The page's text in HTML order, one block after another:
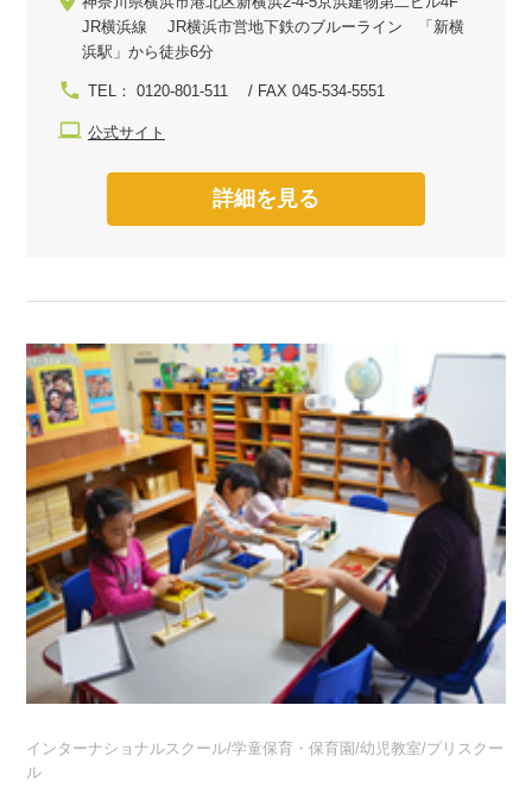
JR横浜線 JR横浜市営地下鉄のブルーライン 「新横
浜駅」から徒歩6分
TEL： 0120-801-511 / FAX 045-534-5551
公式サイト
詳細を見る
インターナショナルスクール/学童保育・保育園/幼児教室/プリスクー
ル